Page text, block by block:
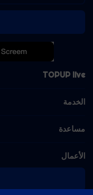
TOPUP live
الخدمة
مساعدة
الأعمال